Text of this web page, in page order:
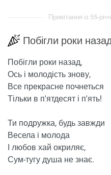
Привітання із 55-
Побігли роки
Побігли роки назад,
Ось і молодість знову,
Все прекрасне почнеться
Тільки в п'ятдесят і п'ять!
Ти подружка, будь завжди
Весела і молода
І любов хай окриляє,
Сум-тугу душа не знає.